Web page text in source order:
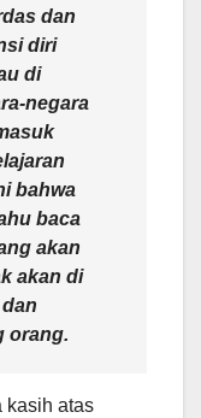
dan
diri
di
negara
bahwa
baca
akan
akan di
orang.
kasih atas